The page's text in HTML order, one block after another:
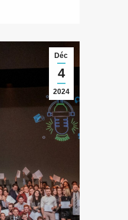
Déc
4
2024